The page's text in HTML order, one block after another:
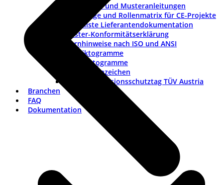
Checklisten und Musteranleitungen
Werkzeuge und Rollenmatrix für CE-Projekte
Checkliste Lieferantendokumentation
Muster-Konformitätserklärung
Warnhinweise nach ISO und ANSI
ISO-Piktogramme
ANSI-Piktogramme
Länderkennzeichen
Vortrag Explosionsschutztag TÜV Austria
Branchen
FAQ
Dokumentation